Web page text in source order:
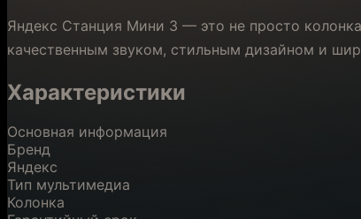
Яндекс Станция Мини 3 — это не просто
качественным звуком, стильным дизайном и
Характеристики
Основная информация
Бренд
Яндекс
Тип мультимедиа
Колонка